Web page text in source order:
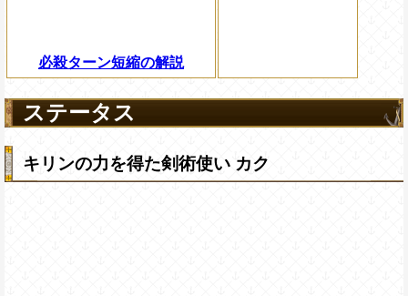
必殺ターン短縮の解説
ステータス
キリンの力を得た剣術使い カク